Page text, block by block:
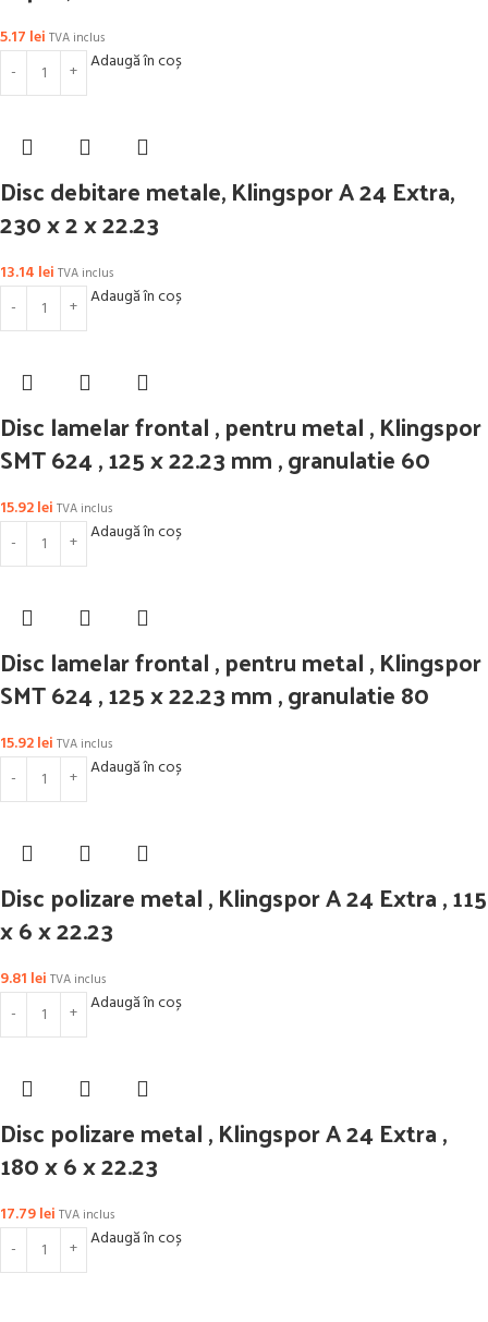
5.17 lei TVA inclus
Adaugă în coș
Disc debitare metale, Klingspor A 24 Extra,
230 x 2 x 22.23
13.14 lei TVA inclus
Adaugă în coș
Disc lamelar frontal , pentru metal , Klingspor
SMT 624 , 125 x 22.23 mm , granulatie 60
15.92lei TVA inclus
Adaugă în coș
Disc lamelar frontal , pentru metal , Klingspor
SMT 624 , 125 x 22.23 mm , granulatie 80
15.92lei TVA inclus
Adaugă în coș
Disc polizare metal , Klingspor A 24 Extra , 115
x 6 x 22.23
9.81 lei TVA inclus
Adaugă în coș
Disc polizare metal , Klingspor A 24 Extra ,
180 x 6 x 22.23
17.79lei TVA inclus
Adaugă în coș